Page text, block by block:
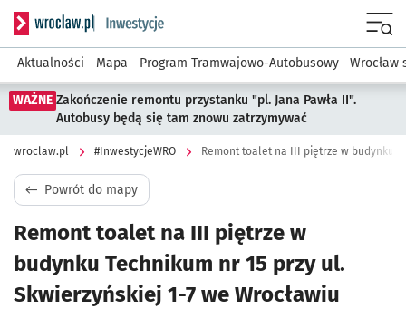
Serwis informacyjny wroclaw.pl podserwis:
Aktualności Mapa Program Tramwajowo-Autobusowy Wrocław
WAŻNE Zakończenie remontu przystanku "pl. Jana Pawła II".
Autobusy będą się tam znowu zatrzymywać
wroclaw.pl #InwestycjeWRO
Powrót do mapy
Remont toalet na III piętrze w
budynku Technikum nr 15 przy ul.
Skwierzyńskiej 1-7 we Wrocławiu